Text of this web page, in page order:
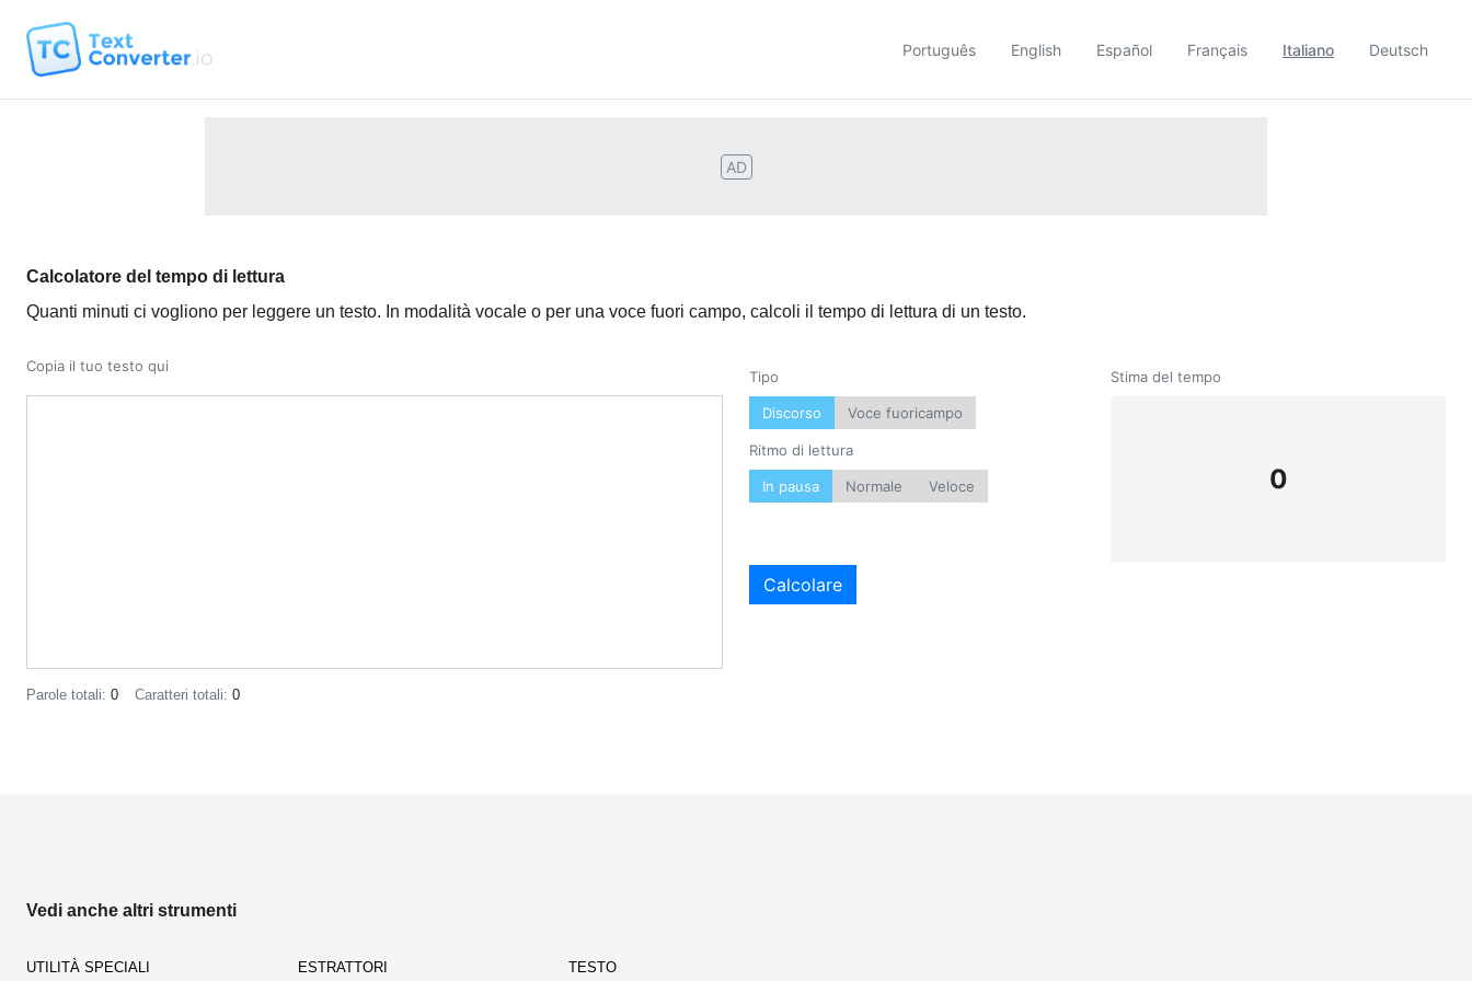
Português English Español Français Italiano Deutsch
AD
Calcolatore del tempo di lettura
Quanti minuti ci vogliono per leggere un testo. In modalità vocale o per una voce fuori campo, calcoli il tempo di lettura di un testo.
Copia il tuo testo qui
Parole totali: 0 Caratteri totali: 0
Tipo
Discorso Voce fuoricampo
Ritmo di lettura
In pausa Normale Veloce
Calcolare
Stima del tempo
0
Vedi anche altri strumenti
UTILITÀ SPECIALI ESTRATTORI TESTO